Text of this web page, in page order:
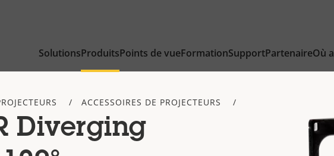
SolutionsProduitsPoints de vueFormationSupportPartenaireOù
ACCESSOIRES DE PROJECTEURS
Diverging